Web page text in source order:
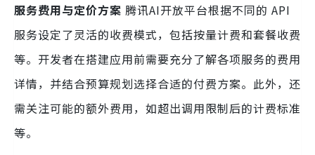
服务费用与定价方案 腾讯AI开放平台根据不同的 API
服务设定了灵活的收费模式，包括按量计费和套餐收费
等。开发者在搭建应用前需要充分了解各项服务的费用
详情，并结合预算规划选择合适的付费方案。此外，还
需关注可能的额外费用，如超出调用限制后的计费标准
等。